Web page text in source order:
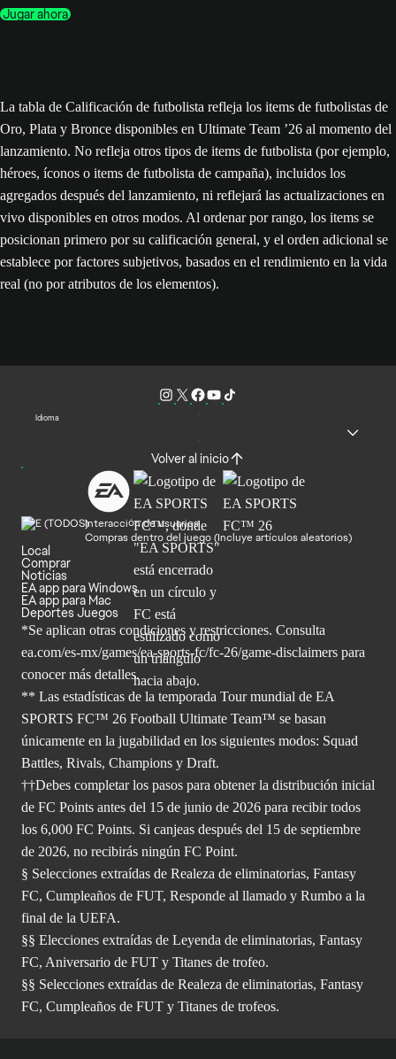
Jugar ahora
La tabla de Calificación de futbolista refleja los items de futbolistas de
Oro, Plata y Bronce disponibles en Ultimate Team ’26 al momento del
lanzamiento. No refleja otros tipos de items de futbolista (por ejemplo,
héroes, íconos o items de futbolista de campaña), incluidos los
agregados después del lanzamiento, ni reflejará las actualizaciones en
vivo disponibles en otros modos. Al ordenar por rango, los items se
posicionan primero por su calificación general, y el orden adicional se
establece por factores subjetivos, basados en el rendimiento en la vida
real (no por atributos de los elementos).
Idioma
Volver al inicio
Interacción de usuarios
Compras dentro del juego (Incluye artículos aleatorios)
Local
Comprar
Noticias
EA app para Windows
EA app para Mac
Deportes Juegos
*Se aplican otras condiciones y restricciones. Consulta
ea.com/es-mx/games/ea-sports-fc/fc-26/game-disclaimers para
conocer más detalles.
** Las estadísticas de la temporada Tour mundial de EA
SPORTS FC™ 26 Football Ultimate Team™ se basan
únicamente en la jugabilidad en los siguientes modos: Squad
Battles, Rivals, Champions y Draft.
††Debes completar los pasos para obtener la distribución inicial
de FC Points antes del 15 de junio de 2026 para recibir todos
los 6,000 FC Points. Si canjeas después del 15 de septiembre
de 2026, no recibirás ningún FC Point.
§ Selecciones extraídas de Realeza de eliminatorias, Fantasy
FC, Cumpleaños de FUT, Responde al llamado y Rumbo a la
final de la UEFA.
§§ Elecciones extraídas de Leyenda de eliminatorias, Fantasy
FC, Aniversario de FUT y Titanes de trofeo.
§§ Selecciones extraídas de Realeza de eliminatorias, Fantasy
FC, Cumpleaños de FUT y Titanes de trofeos.